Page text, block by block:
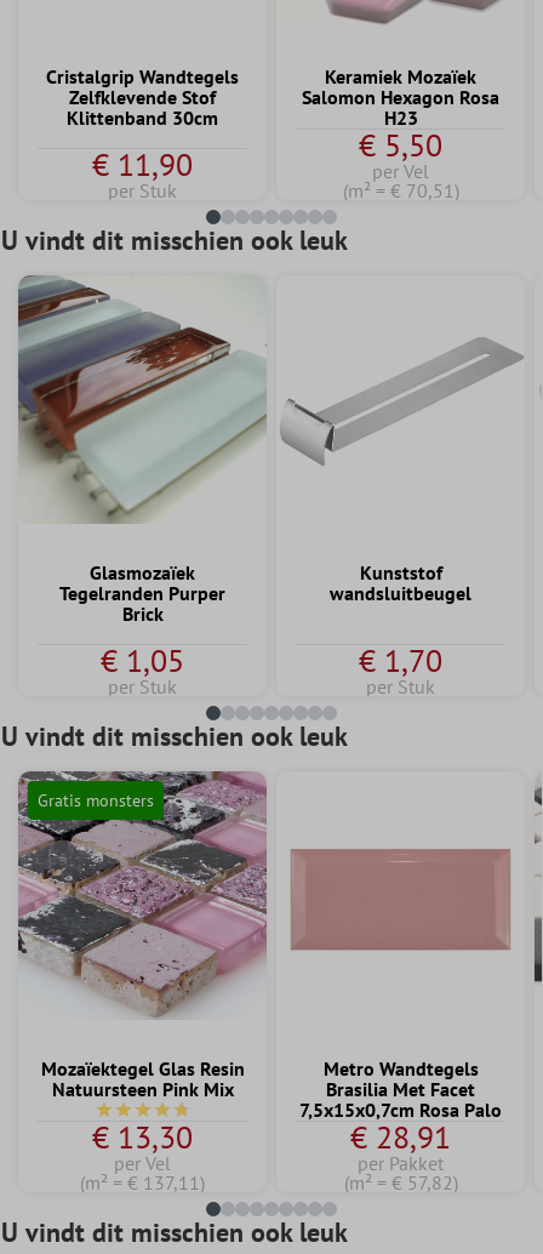
Cristalgrip Wandtegels
Zelfklevende Stof
Klittenband 30cm
€ 11,90
per Stuk
Keramiek Mozaïek
Salomon Hexagon Rosa
H23
€ 5,50
per Vel
(m² = € 70,51)
U vindt dit misschien ook leuk
Glasmozaïek
Tegelranden Purper
Brick
€ 1,05
per Stuk
Kunststof
wandsluitbeugel
€ 1,70
per Stuk
U vindt dit misschien ook leuk
Gratis monsters
Mozaïektegel Glas Resin
Natuursteen Pink Mix
Gemiddelde waardering van 4.7 van 5 sterren
€ 13,30
per Vel
(m² = € 137,11)
Metro Wandtegels
Brasilia Met Facet
7,5x15x0,7cm Rosa Palo
€ 28,91
per Pakket
(m² = € 57,82)
U vindt dit misschien ook leuk